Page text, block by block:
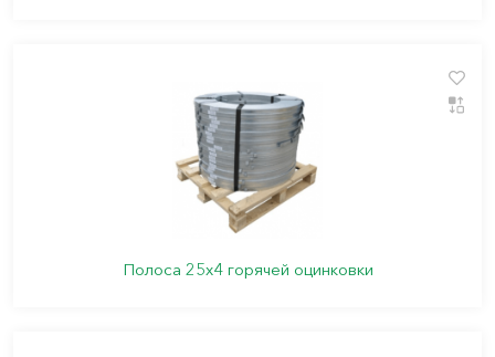
Полоса 25х4 горячей оцинковки